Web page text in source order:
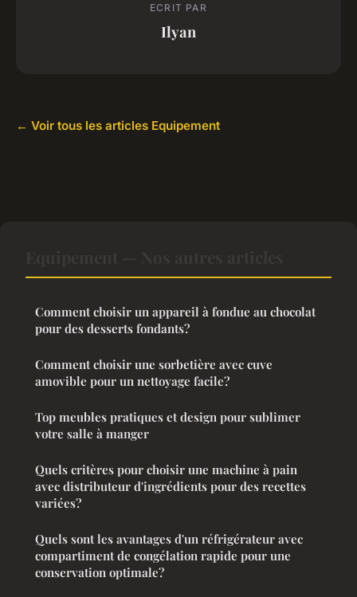
ECRIT PAR
Ilyan
← Voir tous les articles Equipement
Comment choisir un appareil à fondue au chocolat
pour des desserts fondants?
Comment choisir une sorbetière avec cuve
amovible pour un nettoyage facile?
Top meubles pratiques et design pour sublimer
votre salle à manger
Quels critères pour choisir une machine à pain
avec distributeur d'ingrédients pour des recettes
variées?
Quels sont les avantages d'un réfrigérateur avec
compartiment de congélation rapide pour une
conservation optimale?